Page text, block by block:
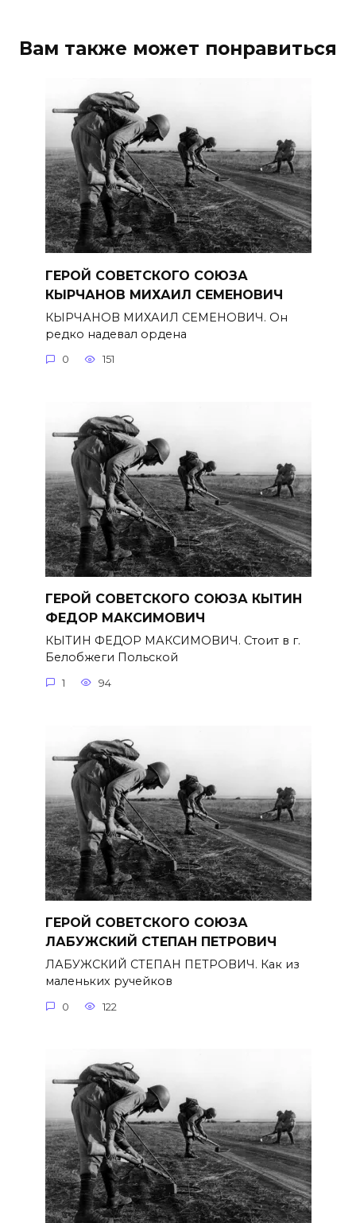
Вам также может понравиться
ГЕРОЙ СОВЕТСКОГО СОЮЗА
КЫРЧАНОВ МИХАИЛ СЕМЕНОВИЧ
КЫРЧАНОВ МИХАИЛ СЕМЕНОВИЧ. Он
редко надевал ордена
0 151
ГЕРОЙ СОВЕТСКОГО СОЮЗА КЫТИН
ФЕДОР МАКСИМОВИЧ
КЫТИН ФЕДОР МАКСИМОВИЧ. Стоит в г.
Белобжеги Польской
1 94
ГЕРОЙ СОВЕТСКОГО СОЮЗА
ЛАБУЖСКИЙ СТЕПАН ПЕТРОВИЧ
ЛАБУЖСКИЙ СТЕПАН ПЕТРОВИЧ. Как из
маленьких ручейков
0 122